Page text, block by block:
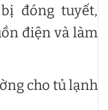
đóng tuyết,
điện và làm
cho tủ lạnh